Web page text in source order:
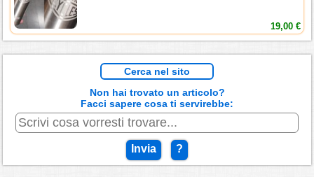
19,00 €
Cerca nel sito
Non hai trovato un articolo?
Facci sapere cosa ti servirebbe:
Invia ?